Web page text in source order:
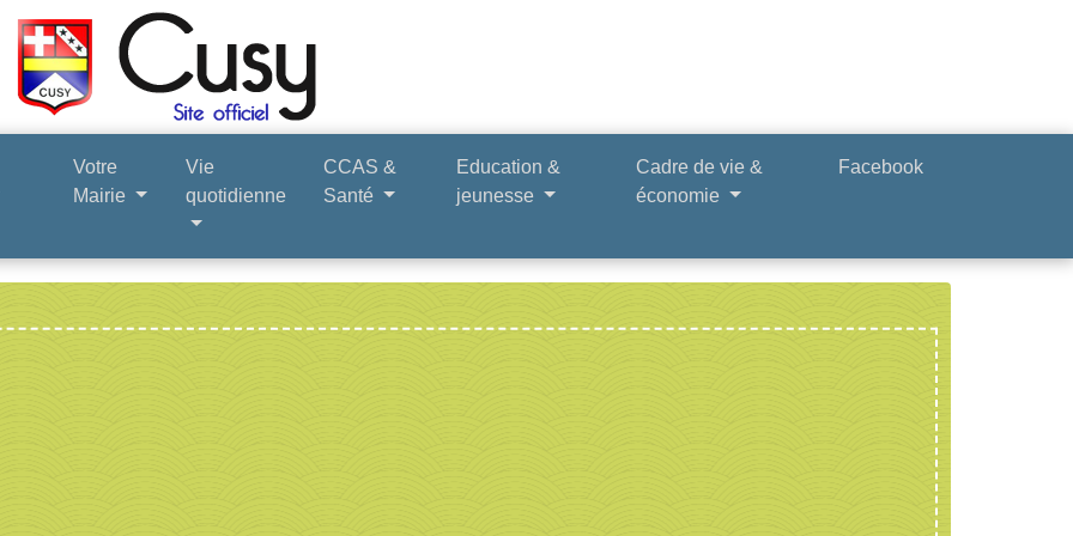
Votre
Mairie
Vie
quotidienne
CCAS &
Santé
Education &
jeunesse
Cadre de vie &
économie
Facebook